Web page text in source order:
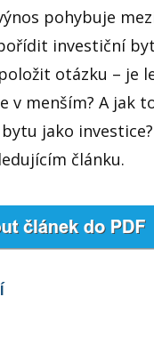
pohybuje
investiční
otázku – je
v menším? A jak
jako
článku.